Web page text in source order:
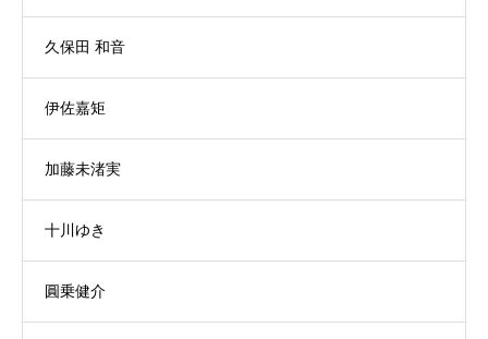
久保田 和音
伊佐嘉矩
加藤未渚実
十川ゆき
圓乗健介